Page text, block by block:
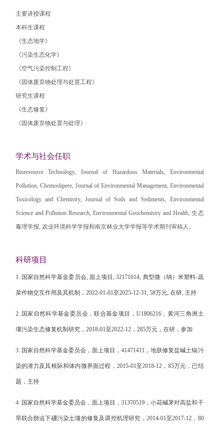
主要讲授课程
本科生课程
《生态地学》
《污染生态化学》
《空气污染控制工程》
《固体废弃物处理与处置工程》
研究生课程
《生态修复》
《固体废弃物处置与处理》
学术与社会任职
Bioresource Technology, Journal of Hazardous Materials, Environmental
Pollution, Chemoshpere, Journal of Environmental Management, Environmental
Toxicology and Chemistry, Journal of Soils and Sediments, Environmental
Science and Pollution Research, Environmental Geochemistry and Health, 生态
毒理学报, 农业环境科学学报和南京林业大学学报等学术期刊审稿人。
科研项目
1. 国家自然科学基金委员会, 面上项目, 32171614, 典型微（纳）米塑料-蔬
菜作物交互作用及其机制， 2022-01-01至2025-12-31, 58万元, 在研, 主持
2. 国家自然科学基金委员会，联合基金项目， U1806216，黄河三角洲土
壤污染生态修复机制研究， 2018-01至2022-12， 285万元，在研，参加
3. 国家自然科学基金委员会，面上项目，41471411 ，地肤修复盐碱土镉污
染的潜力及其根际和体内微界面过程， 2015-01至2018-12 ， 85万元，已结
题，主持
4. 国家自然科学基金委员会，面上项目，31370519 ，小花碱茅对高盐和干
旱联合胁迫下硼污染土壤的修复及调控机理研究， 2014-01至2017-12 ， 80